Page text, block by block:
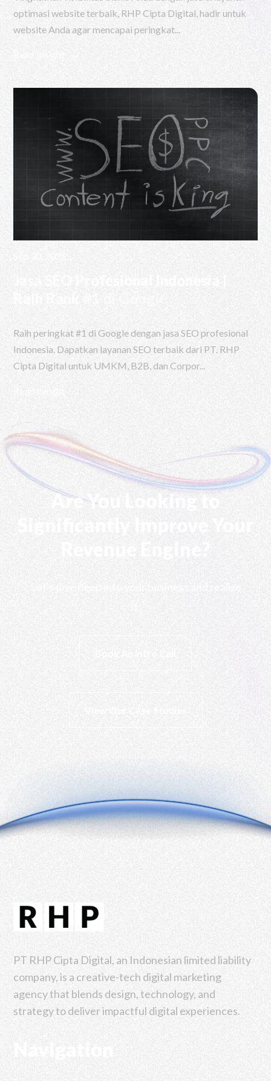
optimasi website terbaik, RHP Cipta Digital, hadir untuk
website Anda agar mencapai peringkat...
Raih peringkat #1 di Google dengan jasa SEO profesional
Indonesia. Dapatkan layanan SEO terbaik dari PT. RHP
Cipta Digital untuk UMKM, B2B, dan Corpor...
Are You Looking to
PT RHP Cipta Digital, an Indonesian limited liability
company, is a creative-tech digital marketing
agency that blends design, technology, and
strategy to deliver impactful digital experiences.